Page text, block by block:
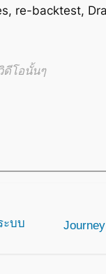
re-backtest,
ดีโอนั้นๆ
ะบบ